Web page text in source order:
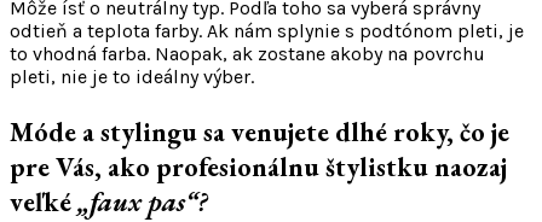
Môže ísť o neutrálny typ. Podľa toho sa vyberá správny
odtieň a teplota farby. Ak nám splynie s podtónom pleti, je
to vhodná farba. Naopak, ak zostane akoby na povrchu
pleti, nie je to ideálny výber.
Móde a stylingu sa venujete dlhé roky, čo je
pre Vás, ako profesionálnu štylistku naozaj
veľké„faux pas“?